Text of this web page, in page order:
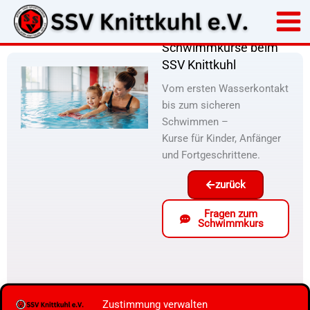
Zustimmung verwalten
Zum
Inhalt
springen
Schwimmkurse beim
SSV Knittkuhl
Vom ersten Wasserkontakt
bis zum sicheren
Schwimmen –
Kurse für Kinder, Anfänger
und Fortgeschrittene.
zurück
Fragen zum
Schwimmkurs